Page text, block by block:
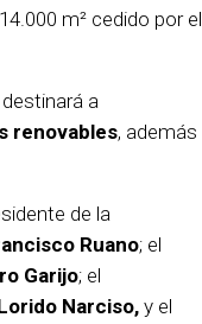
m² cedido por el
a
renovables, además
de la
Ruano; el
Garijo; el
Narciso, y el